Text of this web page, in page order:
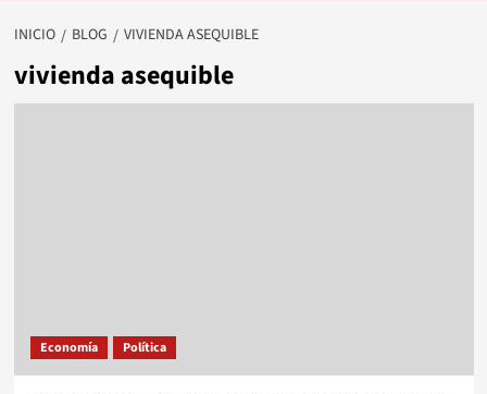
INICIO BLOG VIVIENDA ASEQUIBLE
vivienda asequible
Economía Política